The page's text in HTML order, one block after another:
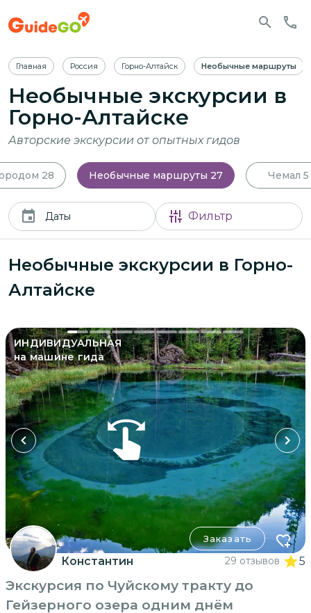
Главная Россия Горно-Алтайск Необычные маршруты
Необычные экскурсии в
Горно-Алтайске
Авторские экскурсии от опытных гидов
28 Необычные маршруты 27 Чемал 5
Даты Фильтр
Необычные экскурсии в Горно-
Алтайске
ИНДИВИДУАЛЬНАЯ
на машине гида
Заказать
Константин 29 отзывов 5
Экскурсия по Чуйскому тракту до
Гейзерного озера одним днём